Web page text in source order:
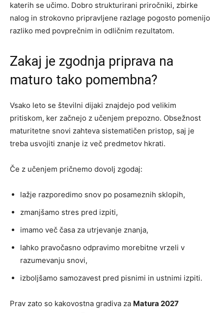
katerih se učimo. Dobro strukturirani priročniki, zbirke
nalog in strokovno pripravljene razlage pogosto pomenijo
razliko med povprečnim in odličnim rezultatom.
Zakaj je zgodnja priprava na
maturo tako pomembna?
Vsako leto se številni dijaki znajdejo pod velikim
pritiskom, ker začnejo z učenjem prepozno. Obsežnost
maturitetne snovi zahteva sistematičen pristop, saj je
treba usvojiti znanje iz več predmetov hkrati.
Če z učenjem pričnemo dovolj zgodaj:
lažje razporedimo snov po posameznih sklopih,
zmanjšamo stres pred izpiti,
imamo več časa za utrjevanje znanja,
lahko pravočasno odpravimo morebitne vrzeli v
razumevanju snovi,
izboljšamo samozavest pred pisnimi in ustnimi izpiti.
Prav zato so kakovostna gradiva za Matura 2027